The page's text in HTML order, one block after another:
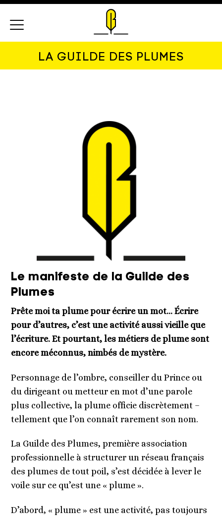
LA GUILDE DES PLUMES
Le manifeste de la Guilde des
Plumes
Prête moi ta plume pour écrire un mot… Écrire
pour d’autres, c’est une activité aussi vieille que
l’écriture. Et pourtant, les métiers de plume sont
encore méconnus, nimbés de mystère.
Personnage de l’ombre, conseiller du Prince ou
du dirigeant ou metteur en mot d’une parole
plus collective, la plume officie discrètement –
tellement que l’on connaît rarement son nom.
La Guilde des Plumes, première association
professionnelle à structurer un réseau français
des plumes de tout poil, s’est décidée à lever le
voile sur ce qu’est une « plume ».
D’abord, « plume » est une activité, pas toujours